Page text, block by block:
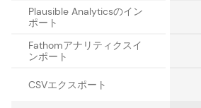
Plausible Analyticsのイン
ポート
Fathomアナリティクスイ
ンポート
CSVエクスポート